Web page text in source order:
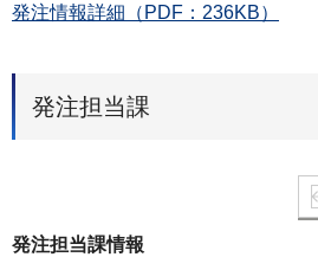
発注情報詳細（PDF：236KB）
発注担当課
発注担当課情報